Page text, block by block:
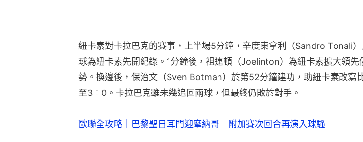
紐卡素對卡拉巴克的賽事，上半場5分鐘，辛度東拿利（Sandro Tonali）
球為紐卡素先開紀錄。1分鐘後，祖連頓（Joelinton）為紐卡素擴大領先
勢。換邊後，保治文（Sven Botman）於第52分鐘建功，助紐卡素改寫
至3：0。卡拉巴克雖未幾追回兩球，但最終仍敗於對手。
歐聯全攻略｜巴黎聖日耳門迎摩納哥 附加賽次回合再演入球騷